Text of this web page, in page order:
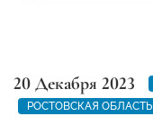
20 Декабря 2023
РОСТОВСКАЯ ОБЛАСТЬ